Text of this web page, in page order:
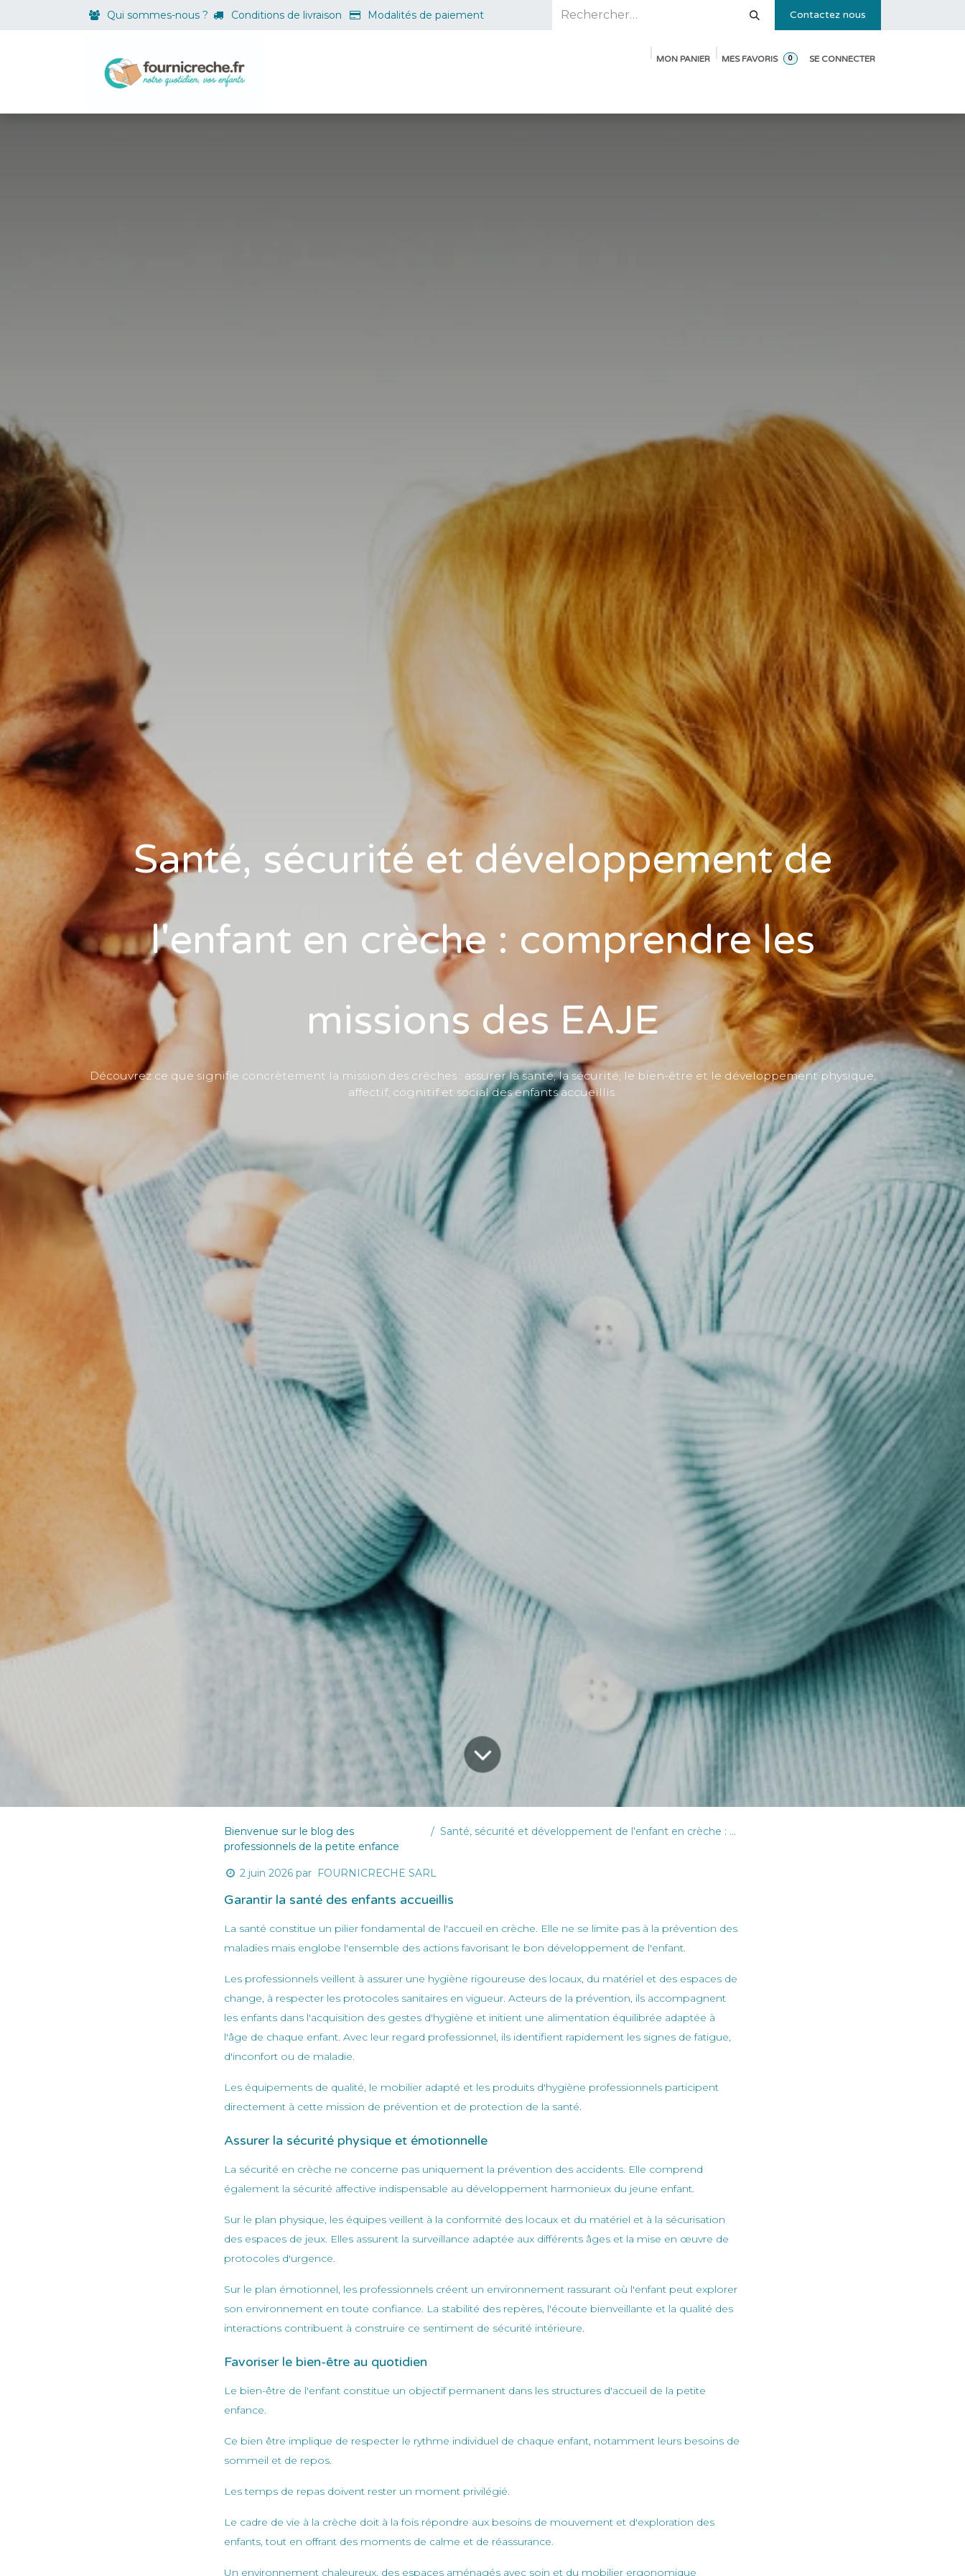
Se rendre au contenuQui sommes-nous ? Conditions de livraison Modalités de paiement Contactez nous
MON PANIER 0
MES FAVORIS SE CONNECTER
Santé, sécurité et développement de
l'enfant en crèche : comprendre les
missions des EAJE
Découvrez ce que signifie concrètement la mission des crèches : assurer la santé, la sécurité, le bien-être et le développement physique,
affectif, cognitif et social des enfants accueillis.
Bienvenue sur le blog des
professionnels de la petite enfance
Santé, sécurité et développement de l'enfant en crèche : comprendre les missions des EAJE
2 juin 2026 par FOURNICRECHE SARL
Garantir la santé des enfants accueillis
La santé constitue un pilier fondamental de l'accueil en crèche. Elle ne se limite pas à la prévention des
maladies mais englobe l'ensemble des actions favorisant le bon développement de l'enfant.
Les professionnels veillent à assurer une hygiène rigoureuse des locaux, du matériel et des espaces de
change, à respecter les protocoles sanitaires en vigueur. Acteurs de la prévention, ils accompagnent
les enfants dans l'acquisition des gestes d'hygiène et initient une alimentation équilibrée adaptée à
l'âge de chaque enfant. Avec leur regard professionnel, ils identifient rapidement les signes de fatigue,
d'inconfort ou de maladie.
Les équipements de qualité, le mobilier adapté et les produits d'hygiène professionnels participent
directement à cette mission de prévention et de protection de la santé.
Assurer la sécurité physique et émotionnelle
La sécurité en crèche ne concerne pas uniquement la prévention des accidents. Elle comprend
également la sécurité affective indispensable au développement harmonieux du jeune enfant.
Sur le plan physique, les équipes veillent à la conformité des locaux et du matériel et à la sécurisation
des espaces de jeux. Elles assurent la surveillance adaptée aux différents âges et la mise en œuvre de
protocoles d'urgence.
Sur le plan émotionnel, les professionnels créent un environnement rassurant où l'enfant peut explorer
son environnement en toute confiance. La stabilité des repères, l'écoute bienveillante et la qualité des
interactions contribuent à construire ce sentiment de sécurité intérieure.
Favoriser le bien-être au quotidien
Le bien-être de l'enfant constitue un objectif permanent dans les structures d'accueil de la petite
enfance.
Ce bien être implique de respecter le rythme individuel de chaque enfant, notamment leurs besoins de
sommeil et de repos.
Les temps de repas doivent rester un moment privilégié.
Le cadre de vie à la crèche doit à la fois répondre aux besoins de mouvement et d'exploration des
enfants, tout en offrant des moments de calme et de réassurance.
Un environnement chaleureux, des espaces aménagés avec soin et du mobilier ergonomique